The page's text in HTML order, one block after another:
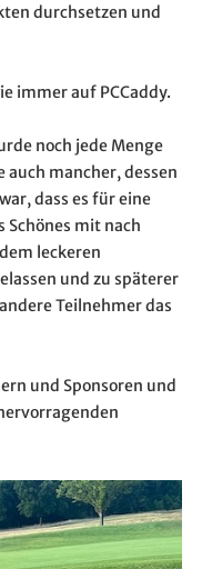
durchsetzen und
immer auf PCCaddy.
noch jede Menge
auch mancher, dessen
dass es für eine
Schönes mit nach
leckeren
und zu späterer
Teilnehmer das
und Sponsoren und